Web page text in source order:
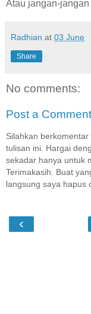
Atau jangan-
Radhian at 03 June
Share
No comments:
Post a Comment
Silahkan
tulisan ini. Hargai
sekadar hanya untuk
Terimakasih. Buat
langsung saya hapus
‹